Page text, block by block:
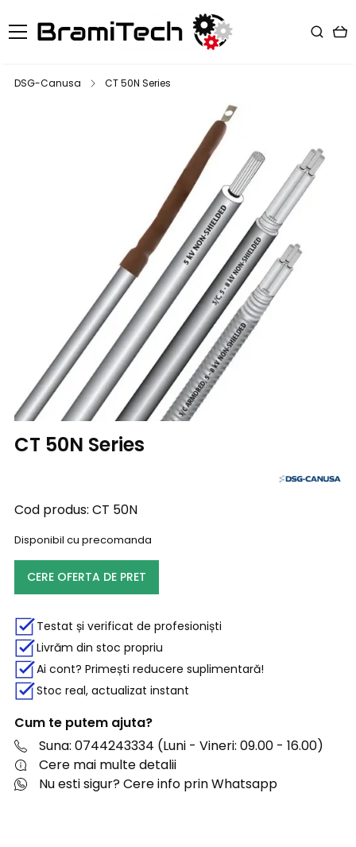
DSG-Canusa CT 50N Series
CT 50N Series
Cod produs: CT 50N
Disponibil cu precomanda
CERE OFERTA DE PRET
Testat și verificat de profesioniști
Livrăm din stoc propriu
Ai cont? Primești reducere suplimentară!
Stoc real, actualizat instant
Cum te putem ajuta?
Suna: 0744243334 (Luni - Vineri: 09.00 - 16.00)
Cere mai multe detalii
Nu esti sigur? Cere info prin Whatsapp